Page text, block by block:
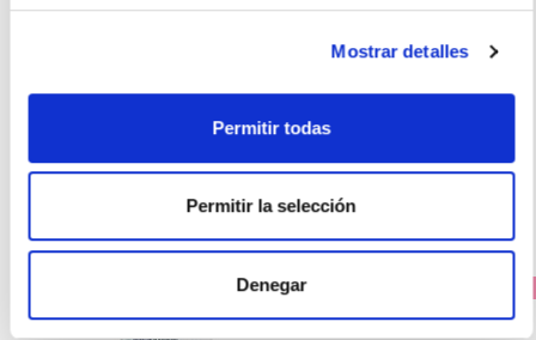
Mostrar detalles
Permitir todas
Permitir la selección
Denegar